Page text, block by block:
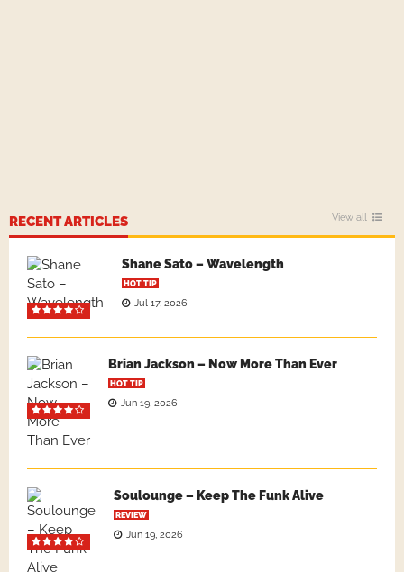
RECENT ARTICLES View all
Shane Sato – Wavelength
HOT TIP
Jul 17, 2026
Brian Jackson – Now More Than Ever
HOT TIP
Jun 19, 2026
Soulounge – Keep The Funk Alive
REVIEW
Jun 19, 2026